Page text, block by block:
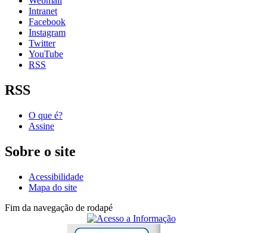
Intranet
Facebook
Instagram
Twitter
YouTube
RSS
RSS
O que é?
Assine
Sobre o site
Acessibilidade
Mapa do site
Fim da navegação de rodapé